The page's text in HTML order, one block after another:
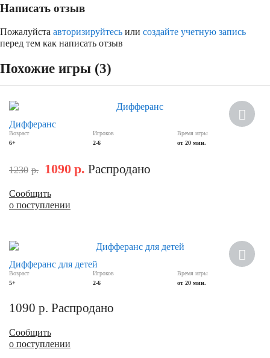
Написать отзыв
Пожалуйста авторизируйтесь или создайте учетную запись
перед тем как написать отзыв
Похожие игры (3)
Дифферанс
Возраст
6+
Игроков
2-6
Время игры
от 20 мин.
1230 р. 1090 р. Распродано
Сообщить
о поступлении
Дифферанс для детей
Возраст
5+
Игроков
2-6
Время игры
от 20 мин.
1090 р. Распродано
Сообщить
о поступлении